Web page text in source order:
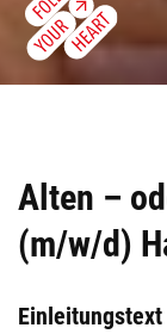
Alten –
(m/w/d)
Einleitungstext